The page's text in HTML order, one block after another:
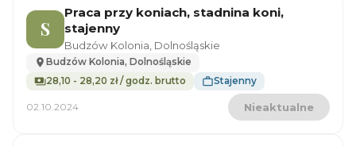
S
Praca przy koniach, stadnina koni,
stajenny
Budzów Kolonia, Dolnośląskie
Budzów Kolonia, Dolnośląskie
28,10 - 28,20 zł / godz. brutto
Stajenny
02.10.2024 Nieaktualne